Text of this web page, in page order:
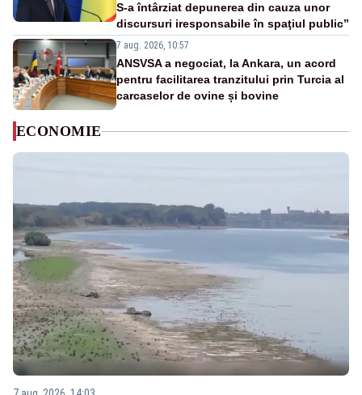
S-a întârziat depunerea din cauza unor
discursuri iresponsabile în spaţiul public”
7 aug. 2026, 10:57
ANSVSA a negociat, la Ankara, un acord
pentru facilitarea tranzitului prin Turcia al
carcaselor de ovine și bovine
ECONOMIE